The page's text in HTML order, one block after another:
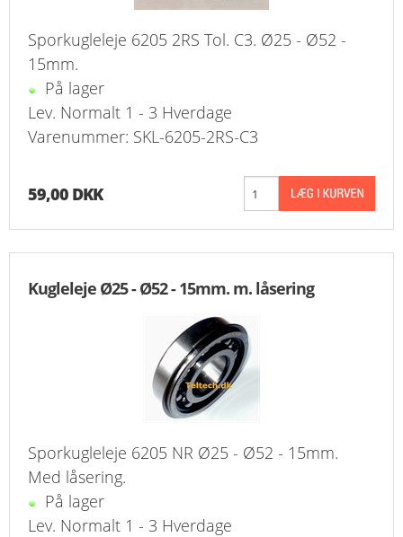
Sporkugleleje 6205 2RS Tol. C3. Ø25 - Ø52 -
15mm.
På lager
Lev. Normalt 1 - 3 Hverdage
Varenummer: SKL-6205-2RS-C3
59,00 DKK
Kugleleje Ø25 - Ø52 - 15mm. m. låsering
Sporkugleleje 6205 NR Ø25 - Ø52 - 15mm.
Med låsering.
På lager
Lev. Normalt 1 - 3 Hverdage